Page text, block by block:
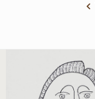
critici
Contatti